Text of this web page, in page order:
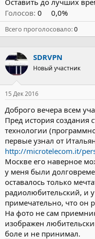
Голосов: 0 0,0%
Всего проголосовало 0
SDRVPN
Новый участник
15 Дек 2016
Доброго вечера всем
Пред история создания
технологии
первые узнал от
http://microtelecom.it/
Москве его наверное
у меня были
оставалось только
радиолюбительский, и
примечательно, что он
На фото не сам
изображен
боле и не принимал.